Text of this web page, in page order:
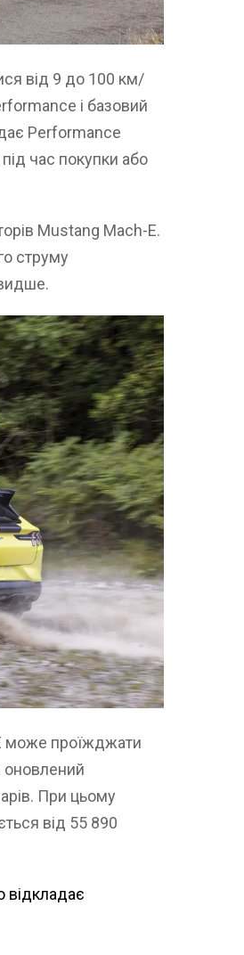
від 9 до 100 км/
і базовий
Performance
час покупки або
Mustang Mach-E.
струму
може проїжджати
оновлений
При цьому
від 55 890
відкладає